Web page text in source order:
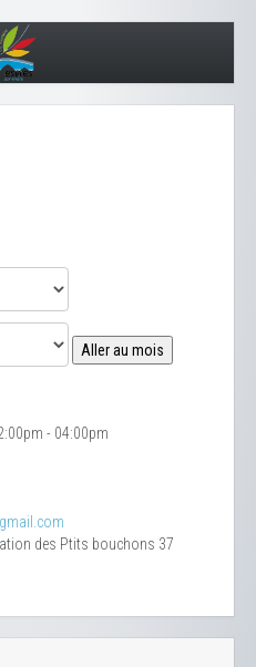
Aller au mois
- 04:00pm
des Ptits bouchons 37